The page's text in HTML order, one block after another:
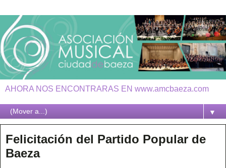
AHORA NOS ENCONTRARAS EN www.amcbaeza.com
▼
Felicitación del Partido Popular de
Baeza